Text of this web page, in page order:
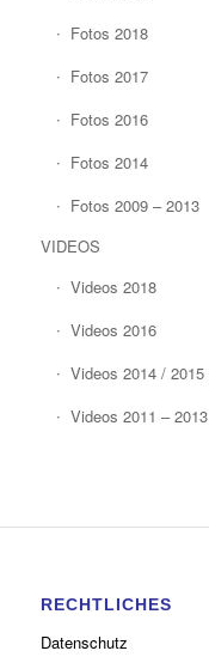
Fotos 2018
Fotos 2017
Fotos 2016
Fotos 2014
Fotos 2009 – 2013
VIDEOS
Videos 2018
Videos 2016
Videos 2014 / 2015
Videos 2011 – 2013
RECHTLICHES
Datenschutz